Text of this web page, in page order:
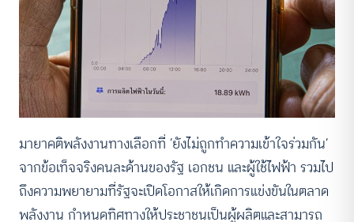
มายาคติพลังงานทางเลือกที่ ‘ยังไม่ถูกทำความเข้าใจร่วมกัน’
จากข้อเท็จจริงคนละด้านของรัฐ เอกชน และผู้ใช้ไฟฟ้า รวมไป
ถึงความพยายามที่รัฐจะเปิดโอกาสให้เกิดการแข่งขันในตลาด
พลังงาน กำหนดทิศทางให้ประชาชนเป็นผู้ผลิตและสามารถ